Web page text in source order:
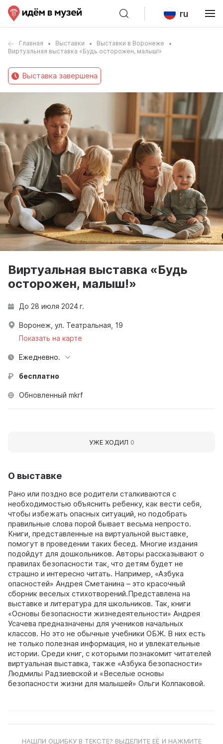
ru
Главная Выставки
Выставки в Воронеже
Виртуальная выставка «Будь осторожен, малыш!»
Выставка завершена
О выставке
Рано или поздно все родители сталкиваются с
необходимостью объяснить ребенку, как вести себя,
чтобы избежать опасных ситуаций, но подобрать
правильные слова порой бывает весьма непросто.
Книги, представленные на виртуальной выставке,
помогут в проведении таких бесед. Многие издания
подойдут для дошкольников. Авторы рассказывают о
правилах безопасности так, что детям будет не
страшно и интересно читать. Например, «Азбука
опасностей» Андрея Сметанина – это красочный
сборник веселых стихотворений.Представлена на
выставке и литература для школьников. Так, книги
«Основы безопасности жизнедеятельности» Андрея
Усачева предназначены для учеников начальных
классов. Но это не обычные учебники ОБЖ. В них есть
не только полезная информация, но и увлекательные
истории. Среди книг, с которыми познакомит читателей
виртуальная выставка, также «Азбука безопасности»
Людмилы Радзиевской и «Веселые основы
безопасности жизни для малышей» Ольги Колпаковой.
НАШЛИ ОШИБКУ В ТЕКСТЕ? ВЫДЕЛИТЕ ЕЁ И НАЖМИТЕ
Виртуальная выставка «Будь
осторожен, малыш!»
До 28 июля 2024 г.
Воронеж, ул. Театральная, 19
Показать на карте
Ежедневно.
бесплатно
Обновленный mkrf
УЖЕ ХОДИЛ 0